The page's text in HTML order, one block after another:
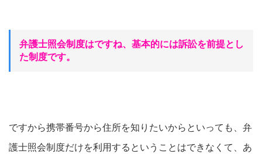
弁護士照会制度はですね、基本的には訴訟を前提とし
た制度です。
ですから携帯番号から住所を知りたいからといっても、弁
護士照会制度だけを利用するということはできなくて、あ